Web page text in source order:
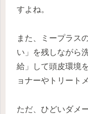
すよね。
また、ミープラス
い」を残しながら
給」して頭皮環境
ョナーやトリート
ただ、ひどいダメ